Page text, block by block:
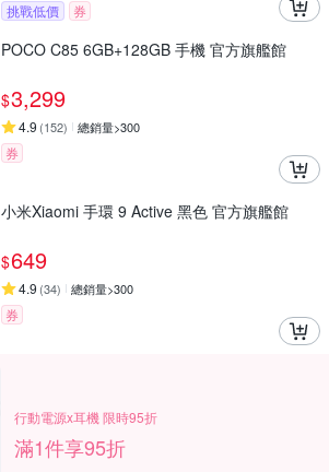
挑戰低價 券
POCO C85 6GB+128GB 手機 官方旗艦館
$3,299
4.9 (152) 總銷量>300
券
小米Xiaomi 手環 9 Active 黑色 官方旗艦館
$649
4.9 (34) 總銷量>300
券
行動電源x耳機 限時95折
滿1件享95折